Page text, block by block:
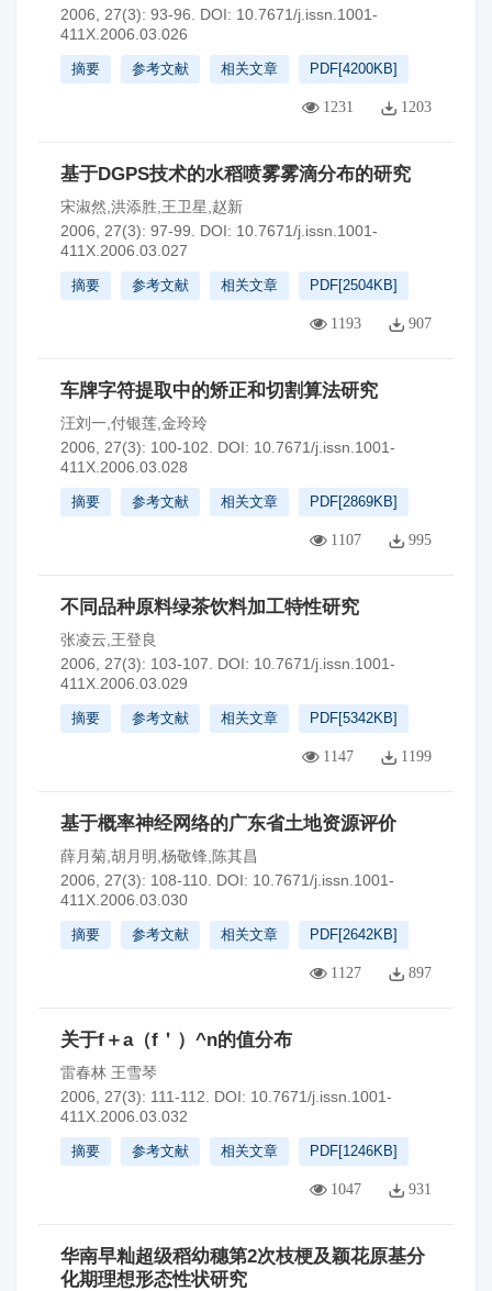
2006, 27(3): 93-96.
DOI: 10.7671/j.issn.1001-
411X.2006.03.026
摘要 参考文献 相关文章 PDF[4200KB]
1231 1203
基于DGPS技术的水稻喷雾雾滴分布的研究
宋淑然,洪添胜,王卫星,赵新
2006, 27(3): 97-99.
DOI: 10.7671/j.issn.1001-
411X.2006.03.027
摘要 参考文献 相关文章 PDF[2504KB]
1193 907
车牌字符提取中的矫正和切割算法研究
汪刘一,付银莲,金玲玲
2006, 27(3): 100-102.
DOI: 10.7671/j.issn.1001-
411X.2006.03.028
摘要 参考文献 相关文章 PDF[2869KB]
1107 995
不同品种原料绿茶饮料加工特性研究
张凌云,王登良
2006, 27(3): 103-107.
DOI: 10.7671/j.issn.1001-
411X.2006.03.029
摘要 参考文献 相关文章 PDF[5342KB]
1147 1199
基于概率神经网络的广东省土地资源评价
薛月菊,胡月明,杨敬锋,陈其昌
2006, 27(3): 108-110. DOI: 10.7671/j.issn.1001-
411X.2006.03.030
摘要 参考文献 相关文章 PDF[2642KB]
1127 897
关于f＋a（f＇）^n的值分布
雷春林 王雪琴
2006, 27(3): 111-112.
DOI: 10.7671/j.issn.1001-
411X.2006.03.032
摘要 参考文献 相关文章 PDF[1246KB]
1047 931
华南早籼超级稻幼穗第2次枝梗及颖花原基分
化期理想形态性状研究